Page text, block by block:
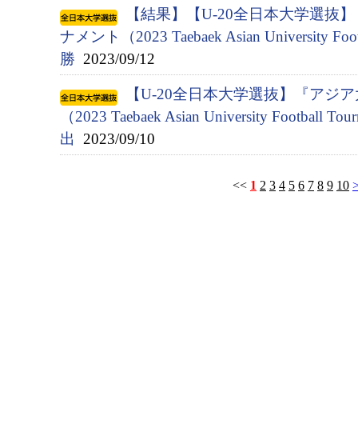
【結果】【U-20全日本大学選抜
ナメント（2023 Taebaek Asian University
勝 2023/09/12
【U-20全日本大学選抜】『アジ
（2023 Taebaek Asian University Football
出
2023/09/10
<< 1 2 3 4 5 6 7 8 9 10